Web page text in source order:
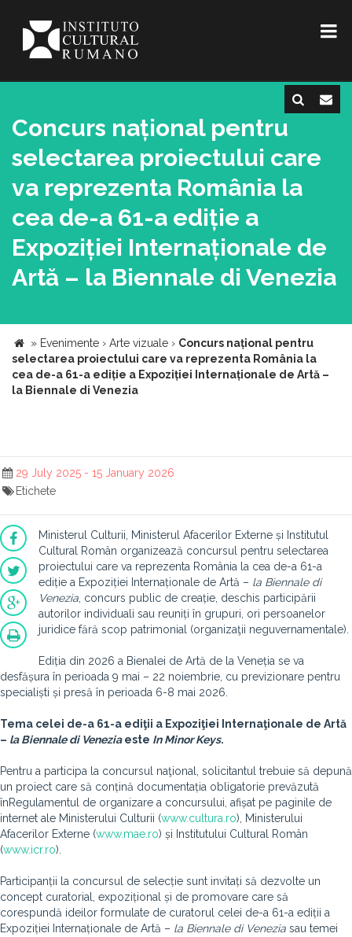
Concurs național pentru
selectarea proiectului care
va reprezenta România la
cea de-a 61-a ediție a
Expoziției Internaționale de
Artă – la Biennale di Venezia
» Evenimente › Arte vizuale › Concurs național pentru
selectarea proiectului care va reprezenta România la
cea de-a 61-a ediție a Expoziției Internaționale de Artă –
la Biennale di Venezia
29 July 2025 - 15 January 2026
Etichete
Ministerul Culturii, Ministerul Afacerilor Externe și Institutul
Cultural Român organizează concursul pentru selectarea
proiectului care va reprezenta România la cea de-a 61-a
ediție a Expoziției Internaționale de Artă – la Biennale di
Venezia , concurs public de creație, deschis participării
autorilor individuali sau reuniți în grupuri, ori persoanelor
juridice fără scop patrimonial (organizaţii neguvernamentale).
Ediția din 2026 a Bienalei de Artă de la Veneția se va
desfășura în perioada 9 mai – 22 noiembrie, cu previzionare pentru
specialiști și presă în perioada 6-8 mai 2026.
Tema celei de-a 61-a ediţii a Expoziţiei Internaţionale de Artă
– la Biennale di Veneziaeste In Minor Keys.
Pentru a participa la concursul naţional, solicitantul trebuie să depună
un proiect care să conțină documentația obligatorie prevăzută
înRegulamentul de organizare a concursului, afișat pe paginile de
internet ale Ministerului Culturii (www.cultura.ro), Ministerului
Afacerilor Externe (www.mae.ro) și Institutului Cultural Român
(www.icr.ro).
Participanții la concursul de selecție sunt invitați să dezvolte un
concept curatorial, expozițional și de promovare care să
corespundă ideilor formulate de curatorul celei de-a 61-a ediții a
Expoziției Internaționale de Artă – la Biennale di Venezia sau temei